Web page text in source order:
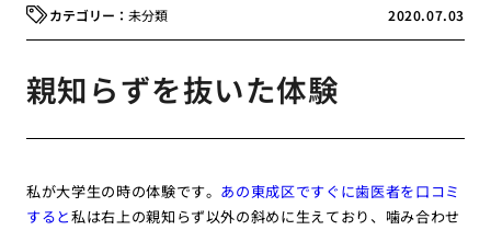
2020.07.03
未分類
親知らずを抜いた体験
私が大学生の時の体験です。 あの東成区ですぐに歯医者を口コミ
すると私は右上の親知らず以外の斜めに生えており、噛み合わせ